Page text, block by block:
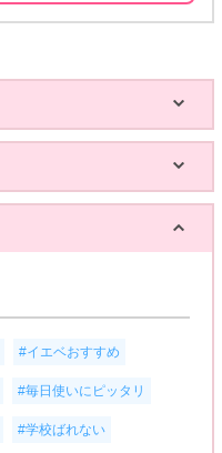
#イエベおすすめ
#毎日使いにピッタリ
#学校ばれない